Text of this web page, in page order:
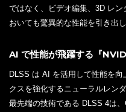
ではなく、ビデオ編集、3D レ
おいても驚異的な性能を引き出し
AI で性能が飛躍する『
DLSS は AI を活用して性能を
クスを強化するニューラルレン
最先端の技術である DLSS 4は